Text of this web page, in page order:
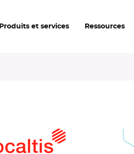
Produits et services Ressources